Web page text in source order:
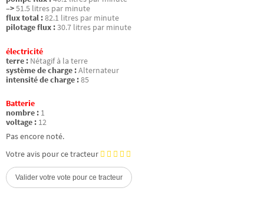
–>51.5 litres par minute
flux total :82.1 litres par minute
pilotage flux :30.7 litres par minute
électricité
terre : Nétagif à la terre
système de charge :Alternateur
intensité de charge :85
Batterie
nombre : 1
voltage : 12
Pas encore noté.
Votre avis pour ce tracteur